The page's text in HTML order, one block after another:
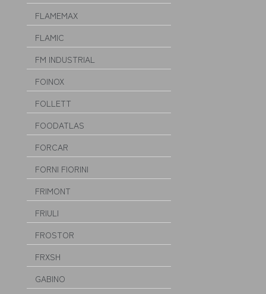
FLAMEMAX
FLAMIC
FM INDUSTRIAL
FOINOX
FOLLETT
FOODATLAS
FORCAR
FORNI FIORINI
FRIMONT
FRIULI
FROSTOR
FRXSH
GABINO